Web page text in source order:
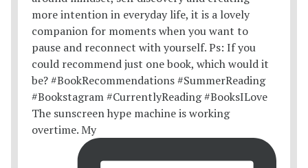
The sunscreen hype machine is working
overtime. My